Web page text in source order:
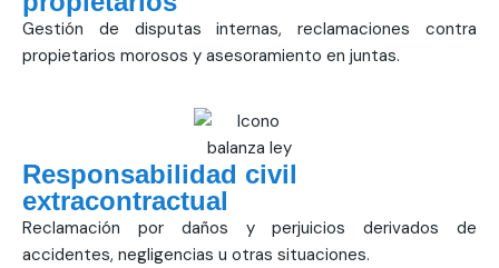
Gestión de disputas internas, reclamaciones contra
propietarios morosos y asesoramiento en juntas.
Responsabilidad civil
extracontractual
Reclamación por daños y perjuicios derivados de
accidentes, negligencias u otras situaciones.